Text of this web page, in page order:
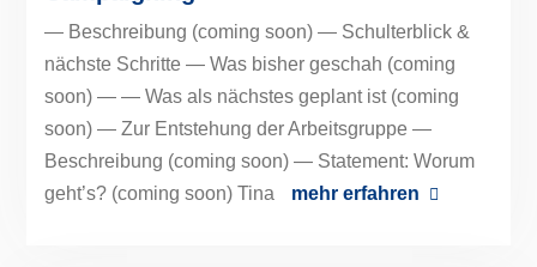
— Beschreibung (coming soon) — Schulterblick &
nächste Schritte — Was bisher geschah (coming
soon) — — Was als nächstes geplant ist (coming
soon) — Zur Entstehung der Arbeitsgruppe —
Beschreibung (coming soon) — Statement: Worum
geht’s? (coming soon) Tina
mehr erfahren